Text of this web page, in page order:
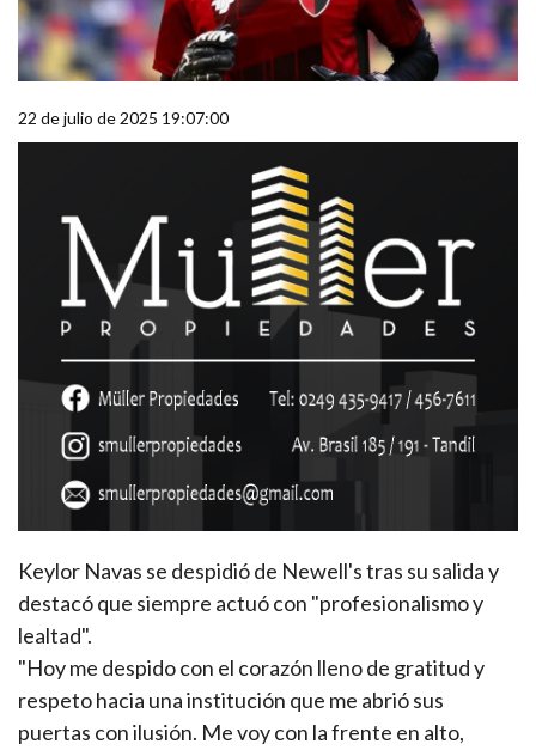
22 de julio de 2025 19:07:00
Keylor Navas se despidió de Newell's tras su salida y
destacó que siempre actuó con "profesionalismo y
lealtad".
"Hoy me despido con el corazón lleno de gratitud y
respeto hacia una institución que me abrió sus
puertas con ilusión. Me voy con la frente en alto,